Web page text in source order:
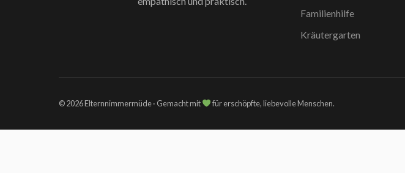
Familienhilfe
Kräutergarten
© 2026 Elternnimmermüde · Gemacht mit für erschöpfte, liebevolle Menschen.